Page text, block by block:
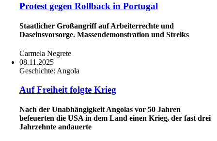
Protest gegen Rollback in Portugal
Staatlicher Großangriff auf Arbeiterrechte und
Daseinsvorsorge. Massendemonstration und Streiks
Carmela Negrete
08.11.2025
Geschichte: Angola
Auf Freiheit folgte Krieg
Nach der Unabhängigkeit Angolas vor 50 Jahren
befeuerten die USA in dem Land einen Krieg, der fast drei
Jahrzehnte andauerte